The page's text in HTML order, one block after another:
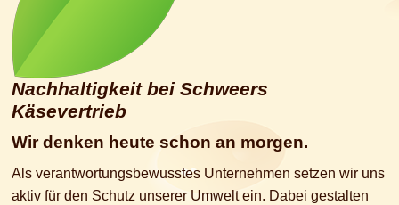
Nachhaltigkeit bei Schweers
Käsevertrieb
Wir denken heute schon an morgen.
Als verantwortungsbewusstes Unternehmen setzen wir uns
aktiv für den Schutz unserer Umwelt ein. Dabei gestalten